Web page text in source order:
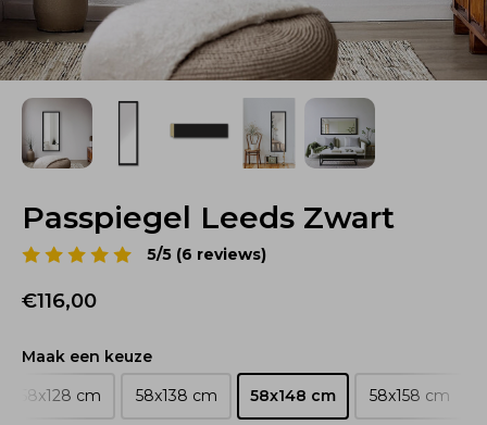
Passpiegel Leeds Zwart
5/5 (6 reviews)
€116,00
Maak een keuze
58x128 cm
58x138 cm 58x148 cm 58x158 cm